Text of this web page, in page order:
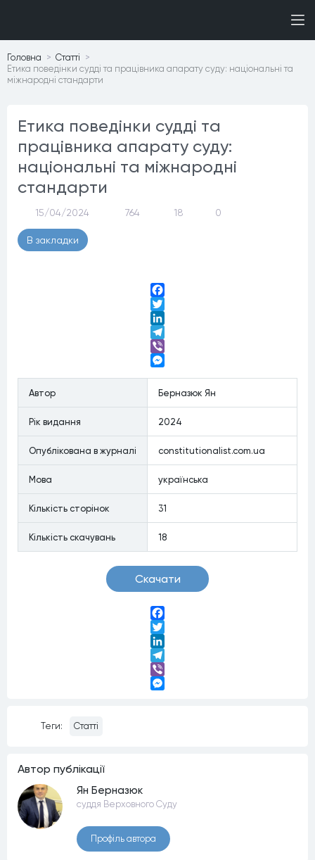
Головна
Статтi
Етика поведінки судді та працівника апарату суду: національні та
міжнародні стандарти
Етика поведінки судді та
працівника апарату суду:
національні та міжнародні
стандарти
15/04/2024 764 18 0
В закладки
Facebook
Twitter
LinkedIn
Telegram
Viber
Автор
Берназюк Ян
Рiк видання 2024
Опублiкована в журналi constitutionalist.com.ua
Мова українська
Кiлькiсть сторiнок 31
Кiлькiсть скачувань 18
Скачати
Facebook
Twitter
LinkedIn
Telegram
Viber
Теги: Статті
Автор публiкацiї
Ян Берназюк
суддя Верховного Суду
Профiль автора